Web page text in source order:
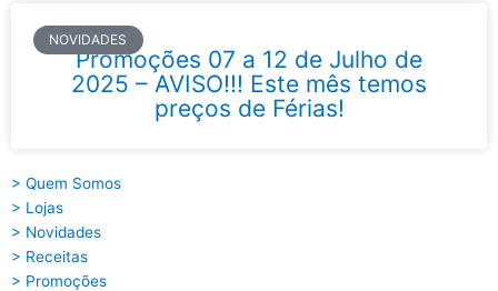
NOVIDADES
Promoções 07 a 12 de Julho de
2025 – AVISO!!! Este mês temos
preços de Férias!
> Quem Somos
> Lojas
> Novidades
> Receitas
> Promoções